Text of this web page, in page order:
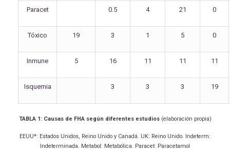
Paracet 0.5 4 21 0
Tóxico 19 3 1 5 0
Inmune 5 16 11 11 11
Isquemia 3 3 3 19
TABLA 1: Causas de FHA según diferentes estudios (elaboración propia)
EEUU*: Estados Unidos, Reino Unido y Canadá. UK: Reino Unido. Indeterm:
Indeterminada. Metabol: Metabólica. Paracet: Paracetamol